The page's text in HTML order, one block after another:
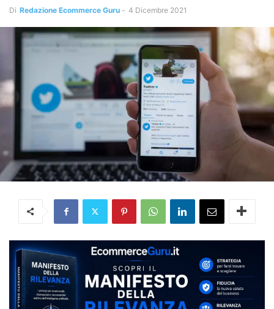
Di Redazione Ecommerce Guru - 4 Dicembre 2021